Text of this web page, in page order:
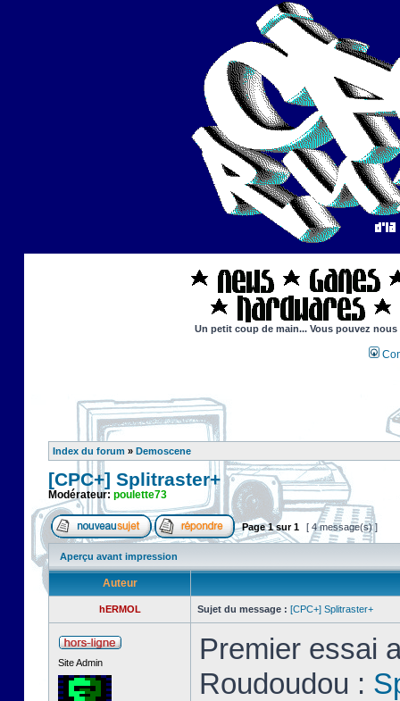
Un petit coup de main... Vous pouvez
Index du forum » Demoscene
[CPC+] Splitraster+
Modérateur: poulette73
Page1sur1 [ 4 message(s) ]
Aperçu avant impression
Auteur
hERMOL Sujet du message : [CPC+] Splitraster+
Site Admin
Premier essai
Roudoudou :